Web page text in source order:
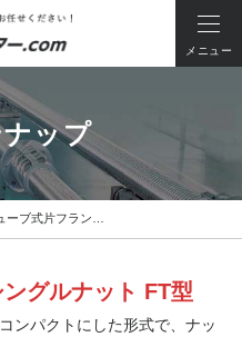
ップ
グルナット FT型
ンパクトにした形式で、ナッ
メニュー